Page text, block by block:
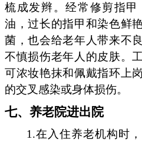
梳成发辫。经常修剪指
油，过长的指甲和染色鲜
菌，也会给老年人带来不
不慎损伤老年人的皮肤。
可浓妆艳抹和佩戴指环上
的交叉感染或身体损伤。
七、养老院进出院
1.在入住养老机构时